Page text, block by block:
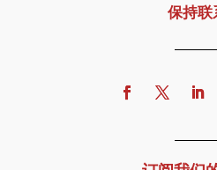
保持联